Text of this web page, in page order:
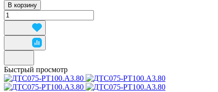
В корзину
Быстрый просмотр